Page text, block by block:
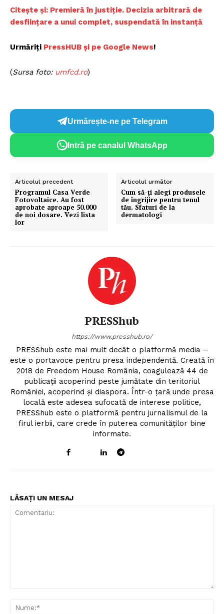
Citește și: Premieră în justiție. Decizia arbitrară de
desființare a unui complet, suspendată în instanță
Urmăriți PressHUB și pe Google News!
(Sursa foto: umfcd.ro)
Urmărește-ne pe Telegram
Intră pe canalul WhatsApp
Articolul precedent
Programul Casa Verde
Fotovoltaice. Au fost
aprobate aproape 50.000
de noi dosare. Vezi lista
lor
Articolul următor
Cum să-ți alegi produsele
de îngrijire pentru tenul
tău. Sfaturi de la
dermatologi
PRESShub
https://www.presshub.ro/
PRESShub este mai mult decât o platformă media –
este o portavoce pentru presa independentă. Creată în
2018 de Freedom House România, coagulează 44 de
publicații acoperind peste jumătate din teritoriul
României, acoperind și diaspora. Într-o țară unde presa
locală este adesea sufocată de interese politice,
PRESShub este o platformă pentru jurnalismul de la
firul ierbii, care crede în puterea comunităților bine
informate.
LĂSAȚI UN MESAJ